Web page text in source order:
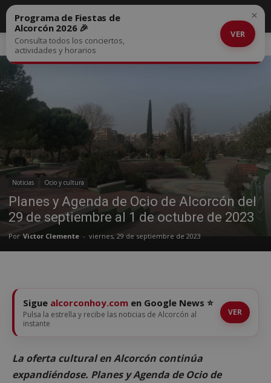
Inicio Noticias
Noticias Ocio y cultura
Planes y Agenda de Ocio de Alcorcón del
29 de septiembre al 1 de octubre de 2023
Por Victor Clemente - viernes, 29 de septiembre de 2023
Programa de Fiestas de
Alcorcón 2026 🎉
Consulta todos los conciertos,
actividades y horarios
VER
×
Sigue alcorconhoy.com en Google News ⭐
Pulsa la estrella y recibe las noticias de Alcorcón al
instante
VER
La oferta cultural en Alcorcón continúa
expandiéndose. Planes y Agenda de Ocio de